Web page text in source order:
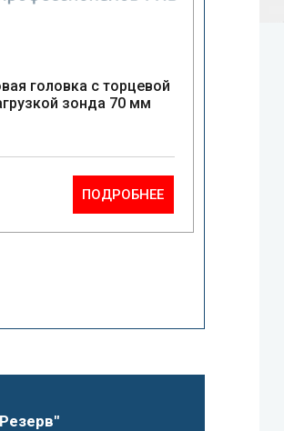
головка с торцевой
зонда 70 мм
ПОДРОБНЕЕ